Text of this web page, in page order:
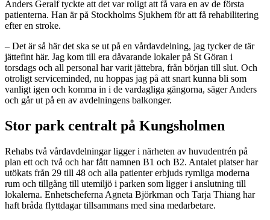
Anders Geralf tyckte att det var roligt att få vara en av de första
patienterna. Han är på Stockholms Sjukhem för att få rehabilitering
efter en stroke.
– Det är så här det ska se ut på en vårdavdelning, jag tycker de tär
jättefint här. Jag kom till era dåvarande lokaler på St Göran i
torsdags och all personal har varit jättebra, från början till slut. Och
otroligt serviceminded, nu hoppas jag på att snart kunna bli som
vanligt igen och komma in i de vardagliga gängorna, säger Anders
och går ut på en av avdelningens balkonger.
Stor park centralt på Kungsholmen
Rehabs två vårdavdelningar ligger i närheten av huvudentrén på
plan ett och två och har fått namnen B1 och B2. Antalet platser har
utökats från 29 till 48 och alla patienter erbjuds rymliga moderna
rum och tillgång till utemiljö i parken som ligger i anslutning till
lokalerna. Enhetscheferna Agneta Björkman och Tarja Thiang har
haft bråda flyttdagar tillsammans med sina medarbetare.